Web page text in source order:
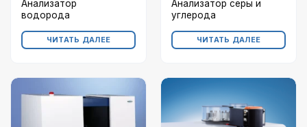
Анализатор
водорода
ЧИТАТЬ ДАЛЕЕ
Анализатор серы и
углерода
ЧИТАТЬ ДАЛЕЕ